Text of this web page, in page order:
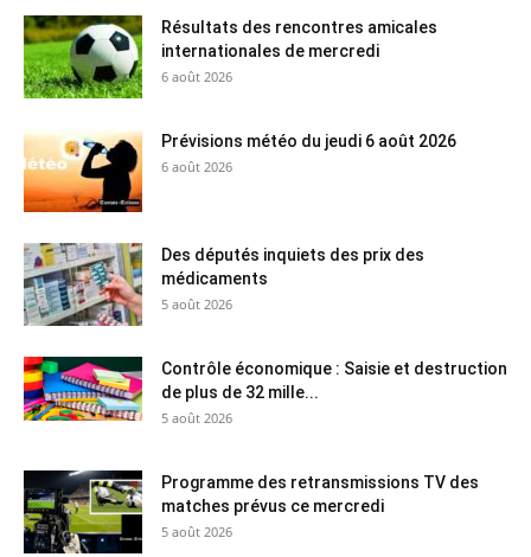
Résultats des rencontres amicales
internationales de mercredi
6 août 2026
Prévisions météo du jeudi 6 août 2026
6 août 2026
Des députés inquiets des prix des
médicaments
5 août 2026
Contrôle économique : Saisie et destruction
de plus de 32 mille...
5 août 2026
Programme des retransmissions TV des
matches prévus ce mercredi
5 août 2026